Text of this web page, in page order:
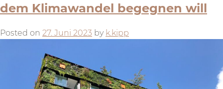
dem Klimawandel begegnen will
Posted on 27. Juni 2023 by k.kipp